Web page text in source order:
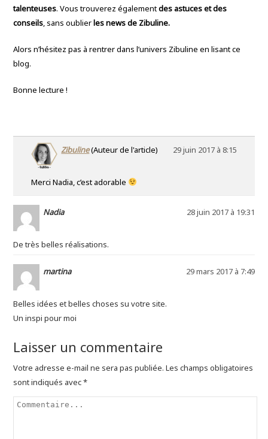
talenteuses. Vous trouverez égalementdes astuces et des
conseils , sans oublierles news de Zibuline.
Alors n’hésitez pas à rentrer dans l’univers Zibuline en lisant ce
blog.
Bonne lecture !
Zibuline(Auteur de l'article) 29 juin 2017 à 8:15
Merci Nadia, c’est adorable
Nadia 28 juin 2017 à 19:31
De très belles réalisations.
martina 29 mars 2017 à 7:49
Belles idées et belles choses su votre site.
Un inspi pour moi
Laisser un commentaire
Votre adresse e-mail ne sera pas publiée. Les champs obligatoires
sont indiqués avec*